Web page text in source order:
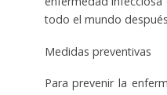
todo el mundo
Medidas preventivas
Para prevenir la